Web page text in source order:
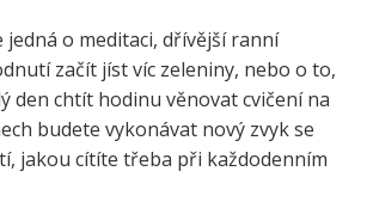
jedná o meditaci, dřívější ranní
začít jíst víc zeleniny, nebo o to,
den chtít hodinu věnovat cvičení na
budete vykonávat nový zvyk se
jakou cítíte třeba při každodenním